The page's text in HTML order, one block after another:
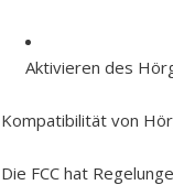
Aktivieren des
Kompatibilität von
Die FCC hat